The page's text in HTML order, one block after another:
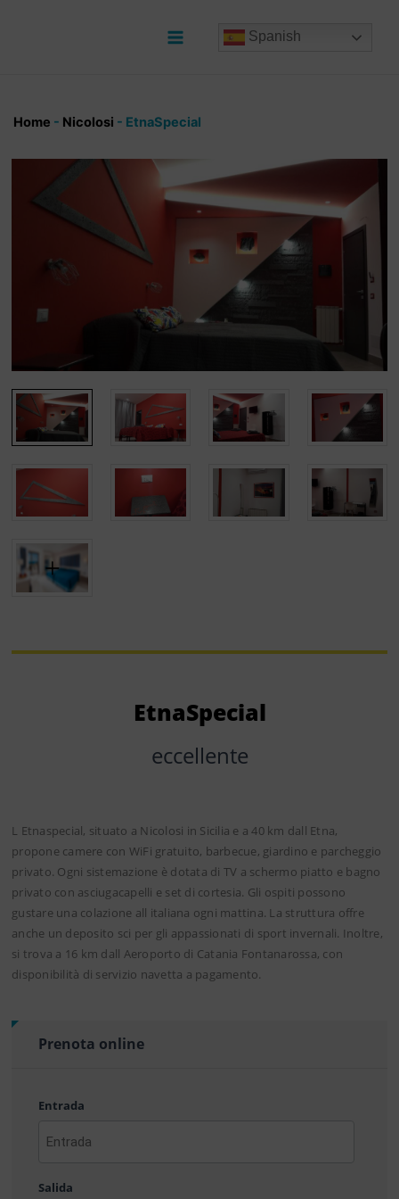
Spanish
Home - Nicolosi - EtnaSpecial
EtnaSpecial
eccellente
L Etnaspecial, situato a Nicolosi in Sicilia e a 40 km dall Etna,
propone camere con WiFi gratuito, barbecue, giardino e parcheggio
privato. Ogni sistemazione è dotata di TV a schermo piatto e bagno
privato con asciugacapelli e set di cortesia. Gli ospiti possono
gustare una colazione all italiana ogni mattina. La struttura offre
anche un deposito sci per gli appassionati di sport invernali. Inoltre,
si trova a 16 km dall Aeroporto di Catania Fontanarossa, con
disponibilità di servizio navetta a pagamento.
Prenota online
Entrada
AAAA
MM
Salida